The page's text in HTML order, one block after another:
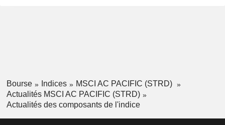
Bourse Indices
MSCI AC PACIFIC (STRD)
Actualités MSCI AC PACIFIC (STRD)
Actualités des composants de l'indice